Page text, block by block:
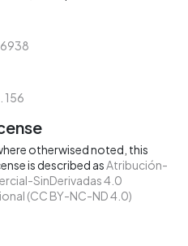
156
otherwised noted, this
is described asAtribución-
SinDerivadas 4.0
(CC BY-NC-ND 4.0)